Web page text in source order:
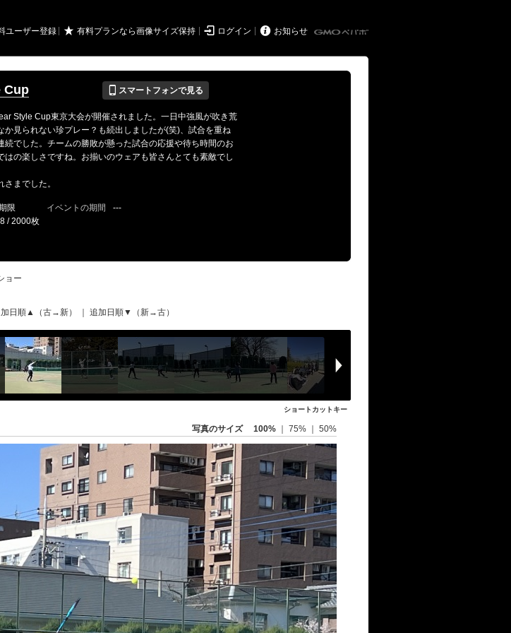
ユーザー登録 ★ 有料プランなら画像サイズ保持  ログイン  お知らせ
Cup 📱 スマートフォンで見る
Style Cup東京大会が開催されました。一日中強風が吹き荒
見られない珍プレー？も続出しましたが(笑)、試合を重ね
でした。チームの勝敗が懸った試合の応援や待ち時間のお
の楽しさですね。お揃いのウェアも皆さんとても素敵でし
までした。
限 イベントの期間
---
/ 2000枚
ョー
日順▲（古→新） 追加日順▼（新→古）
ショートカットキー
写真のサイズ 100% 75% 50%